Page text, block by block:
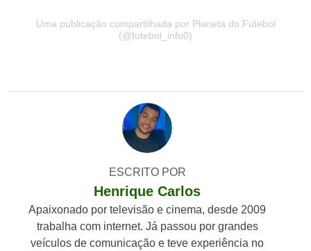
Uma publicação compartilhada por Planeta do Futebol
(@futebol_info0)
ESCRITO POR
Henrique Carlos
Apaixonado por televisão e cinema, desde 2009
trabalha com internet. Já passou por grandes
veículos de comunicação e teve experiência no